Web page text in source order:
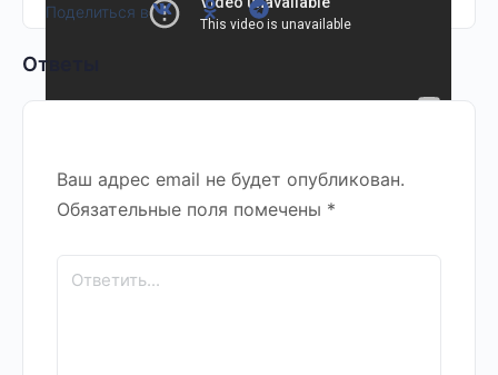
Поделиться в
Ответы
Ваш адрес email не будет опубликован.
Обязательные поля помечены *